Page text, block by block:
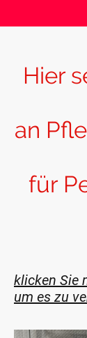
Hier
an
für
klicken Sie
um es zu